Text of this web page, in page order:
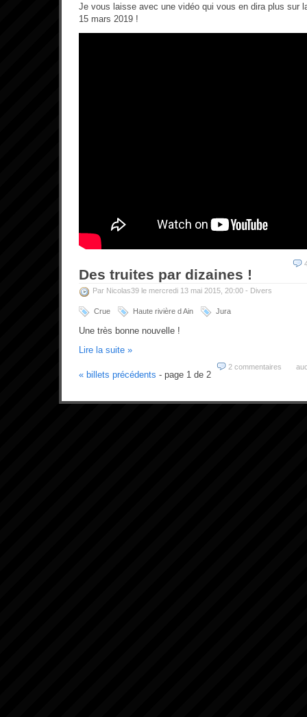
Je vous laisse avec une vidéo qui vous en dira plus sur
15 mars 2019 !
Des truites par dizaines !
Par Nicolas39 le mercredi 13 mai 2015, 20:00 - Divers
Crue Haute rivière d Ain Jura
Une très bonne nouvelle !
Lire la suite »
2 commentaires
« billets précédents - page 1 de 2